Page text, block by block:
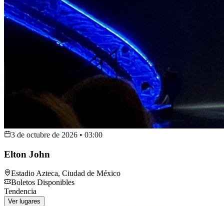
3 de octubre de 2026 • 03:00
Elton John
Estadio Azteca, Ciudad de México
Boletos Disponibles
Tendencia
Ver lugares